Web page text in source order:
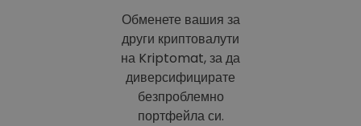
Обменете вашия за
други криптовалути
на Kriptomat, за да
диверсифицирате
безпроблемно
портфейла си.